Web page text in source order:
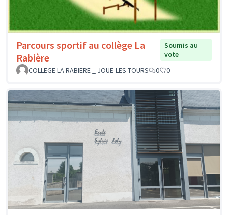
Parcours sportif au collège La
Rabière
Soumis au
vote
COLLEGE LA RABIERE _ JOUE-LES-TOURS
0 0